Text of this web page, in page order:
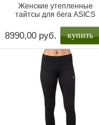
Женские утепленные
тайтсы для бега ASICS
8990,00 руб. купить